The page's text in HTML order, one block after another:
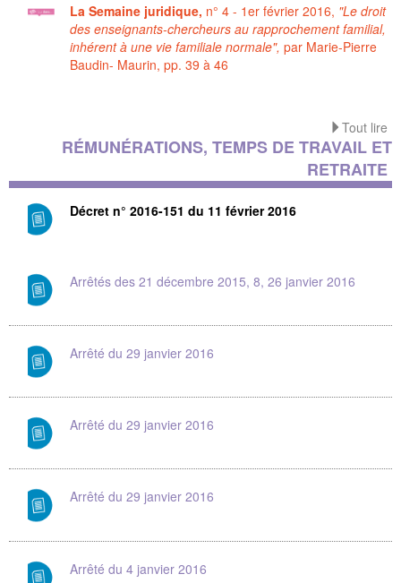
La Semaine juridique, n° 4 - 1er février 2016, "Le droit
des enseignants-chercheurs au rapprochement familial,
inhérent à une vie familiale normale", par Marie-Pierre
Baudin- Maurin, pp. 39 à 46
Tout lire
RÉMUNÉRATIONS, TEMPS DE TRAVAIL ET
RETRAITE
Décret n° 2016-151 du 11 février 2016
Arrêtés des 21 décembre 2015, 8, 26 janvier 2016
Arrêté du 29 janvier 2016
Arrêté du 29 janvier 2016
Arrêté du 29 janvier 2016
Arrêté du 4 janvier 2016